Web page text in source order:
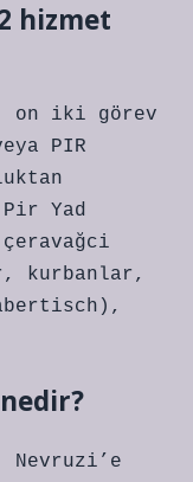
hizmet
on iki görev
PIR
Yad
kurbanlar,
Nevruzi’e